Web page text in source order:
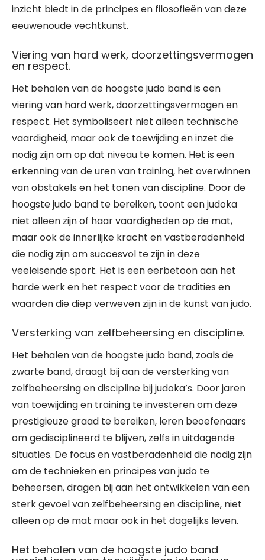
inzicht biedt in de principes en filosofieën van deze
eeuwenoude vechtkunst.
Viering van hard werk, doorzettingsvermogen
en respect.
Het behalen van de hoogste judo band is een
viering van hard werk, doorzettingsvermogen en
respect. Het symboliseert niet alleen technische
vaardigheid, maar ook de toewijding en inzet die
nodig zijn om op dat niveau te komen. Het is een
erkenning van de uren van training, het overwinnen
van obstakels en het tonen van discipline. Door de
hoogste judo band te bereiken, toont een judoka
niet alleen zijn of haar vaardigheden op de mat,
maar ook de innerlijke kracht en vastberadenheid
die nodig zijn om succesvol te zijn in deze
veeleisende sport. Het is een eerbetoon aan het
harde werk en het respect voor de tradities en
waarden die diep verweven zijn in de kunst van judo.
Versterking van zelfbeheersing en discipline.
Het behalen van de hoogste judo band, zoals de
zwarte band, draagt bij aan de versterking van
zelfbeheersing en discipline bij judoka’s. Door jaren
van toewijding en training te investeren om deze
prestigieuze graad te bereiken, leren beoefenaars
om gedisciplineerd te blijven, zelfs in uitdagende
situaties. De focus en vastberadenheid die nodig zijn
om de technieken en principes van judo te
beheersen, dragen bij aan het ontwikkelen van een
sterk gevoel van zelfbeheersing en discipline, niet
alleen op de mat maar ook in het dagelijks leven.
Het behalen van de hoogste judo band